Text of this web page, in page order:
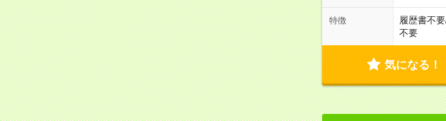
特徴 履歴書不要
不要
気になる！